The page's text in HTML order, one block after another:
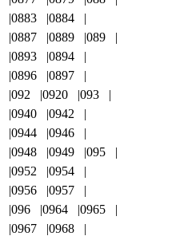
0883
0884
0887 0889
089
0893
0894
0896
0897
092 0920
093
0940
0942
0944
0946
0948 0949
095
0952
0954
0956
0957
096 0964
0965
0967
0968